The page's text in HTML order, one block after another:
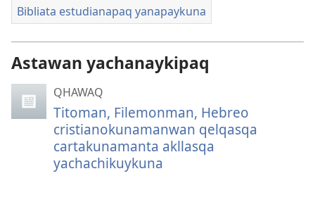
Bibliata estudianapaq yanapaykuna
Astawan yachanaykipaq
QHAWAQ
Titoman, Filemonman, Hebreo
cristianokunamanwan qelqasqa
cartakunamanta akllasqa
yachachikuykuna